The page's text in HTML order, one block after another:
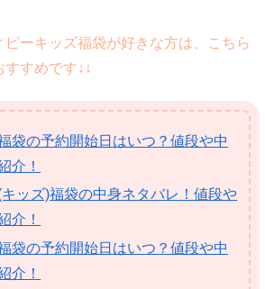
ーキッズ福袋が好きな方は、こちら
すめです↓↓
袋の予約開始日はいつ？値段や中
介！
ッズ)福袋の中身ネタバレ！値段や
介！
袋の予約開始日はいつ？値段や中
介！